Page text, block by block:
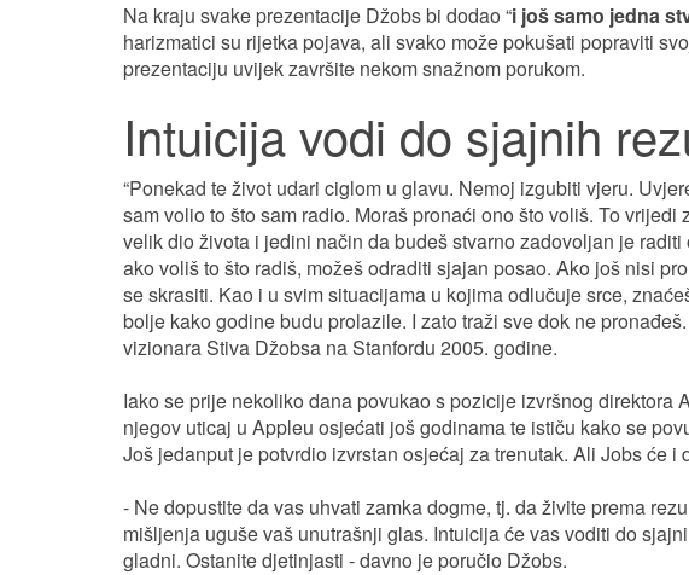
Na kraju svake prezentacije Džobs bi dodao “i još samo jedna
harizmatici su rijetka pojava, ali svako može pokušati popraviti
prezentaciju uvijek završite nekom snažnom porukom.
Intuicija vodi do sjajnih
“Ponekad te život udari ciglom u glavu. Nemoj izgubiti vjeru.
sam volio to što sam radio. Moraš pronaći ono što voliš. To
velik dio života i jedini način da budeš stvarno zadovoljan je
ako voliš to što radiš, možeš odraditi sjajan posao. Ako još nisi
se skrasiti. Kao i u svim situacijama u kojima odlučuje srce,
bolje kako godine budu prolazile. I zato traži sve dok ne
vizionara Stiva Džobsa na Stanfordu 2005. godine.
Iako se prije nekoliko dana povukao s pozicije izvršnog direktora
njegov uticaj u Appleu osjećati još godinama te ističu kako se
Još jedanput je potvrdio izvrstan osjećaj za trenutak. Ali Jobs će
- Ne dopustite da vas uhvati zamka dogme, tj. da živite prema
mišljenja uguše vaš unutrašnji glas. Intuicija će vas voditi do
gladni. Ostanite djetinjasti - davno je poručio Džobs.